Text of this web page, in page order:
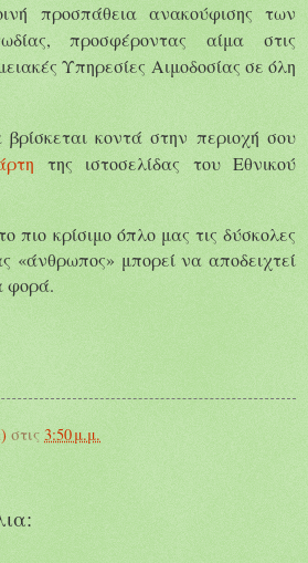
προσπάθεια ανακούφισης των
προσφέροντας αίμα στις
Υπηρεσίες Αιμοδοσίας σε όλη
κοντά στην περιοχή σου
της ιστοσελίδας του Εθνικού
πιο κρίσιμο όπλο μας τις δύσκολες
«άνθρωπος» μπορεί να αποδειχτεί
φορά.
στις 3:50 μ.μ.